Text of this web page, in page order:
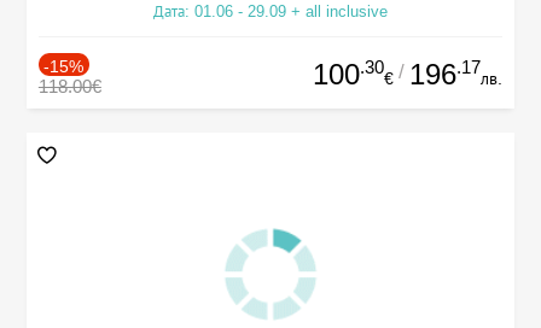
Дата: 01.06 - 29.09 + all inclusive
-15%
118.00€ 100.30
€ / 196.17
лв.